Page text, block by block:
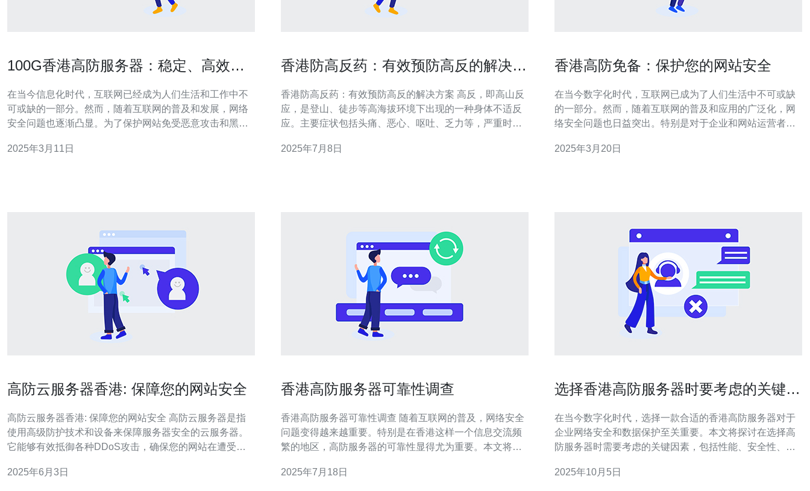
100G香港高防服务器：稳定、高效的
在当今信息化时代，互联网已经成为人们生活和工作中不
可或缺的一部分。然而，随着互联网的普及和发展，网络
安全问题也逐渐凸显。为了保护网站免受恶意攻击和黑客
这方面，100G香港高防服务器是一个理想的选择。 100G
2025年3月11日
香港防高反药：有效预防高反的解决方
香港防高反药：有效预防高反的解决方案 高反，即高山反
应，是登山、徒步等高海拔环境下出现的一种身体不适反
应。主要症状包括头痛、恶心、呕吐、乏力等，严重时甚
高反症状的发生。它通过调节身体的生理功能，帮助人体
2025年7月8日
香港高防免备：保护您的网站安全
在当今数字化时代，互联网已成为了人们生活中不可或缺
的一部分。然而，随着互联网的普及和应用的广泛化，网
络安全问题也日益突出。特别是对于企业和网站运营者来
介绍香港高防免备，这是一种有效的保护网站安全的措
2025年3月20日
高防云服务器香港: 保障您的网站安全
高防云服务器香港: 保障您的网站安全 高防云服务器是指
使用高级防护技术和设备来保障服务器安全的云服务器。
它能够有效抵御各种DDoS攻击，确保您的网站在遭受攻
优越的网络基础设施和技术条件。选择香港的高防云服务
2025年6月3日
香港高防服务器可靠性调查
香港高防服务器可靠性调查 随着互联网的普及，网络安全
问题变得越来越重要。特别是在香港这样一个信息交流频
繁的地区，高防服务器的可靠性显得尤为重要。本文将对
考。 为了全面了解香港高防服务器的可靠性，我们采用了
2025年7月18日
选择香港高防服务器时要考虑的关键因
在当今数字化时代，选择一款合适的香港高防服务器对于
企业网络安全和数据保护至关重要。本文将探讨在选择高
防服务器时需要考虑的关键因素，包括性能、安全性、成
为什么选择香港高防服务器？ 香港高防服务器因其优越的
2025年10月5日